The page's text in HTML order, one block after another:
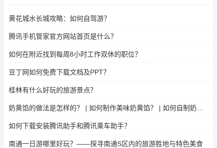
黄花城水长城攻略：如何自驾游？
腾讯手机管家官方网站首页是什么？
如何在附近找到每周8小时工作双休的职位？
豆丁网如何免费下载文档及PPT？
桂林有什么好玩的旅游景点？
如何下载安装腾讯助手和腾讯乘车助手？
南通一日游哪里好玩？——探寻南通S区内的旅游胜地与特色美食